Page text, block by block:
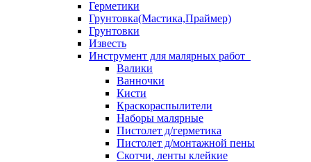
Герметики
Грунтовка(Мастика,Праймер)
Грунтовки
Известь
Инструмент для малярных работ
Валики
Ванночки
Кисти
Краскораспылители
Наборы малярные
Пистолет д/герметика
Пистолет д/монтажной пены
Скотчи, ленты клейкие